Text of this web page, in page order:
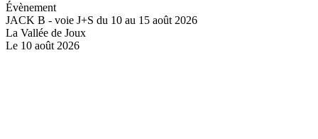
Évènement
JACK B - voie J+S du 10 au 15 août 2026
La Vallée de Joux
Le 10 août 2026